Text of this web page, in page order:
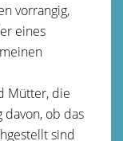
vorrangig,
eines
Mütter, die
ob das
sind